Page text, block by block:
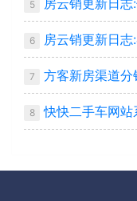
5 房云销更新日
6 房云销更新日
7 方客新房渠道
8